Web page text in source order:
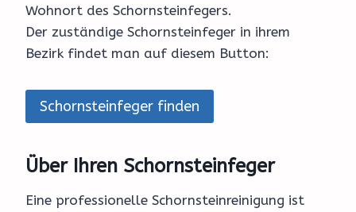
Wohnort des Schornsteinfegers.
Der zuständige Schornsteinfeger in ihrem
Bezirk findet man auf diesem Button:
Schornsteinfeger finden
Über Ihren Schornsteinfeger
Eine professionelle Schornsteinreinigung ist